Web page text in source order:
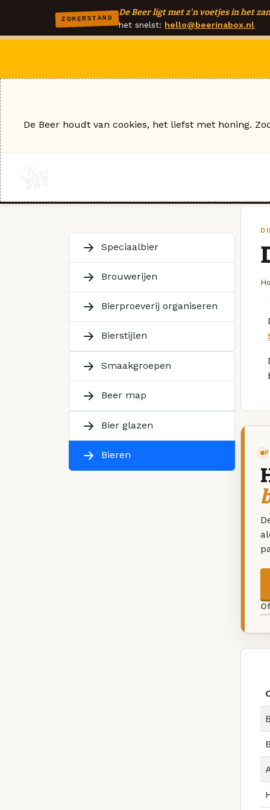
ZOMERSTAND
De Beer ligt met z'n voetjes in het
het snelst: hello@beerinabox.nl
Speciaalbier
Brouwerijen
Bierproeverij organiseren
Bierstijlen
Smaakgroepen
Beer map
Bier glazen
Bieren
De Beer houdt van cookies, het liefst met honing.